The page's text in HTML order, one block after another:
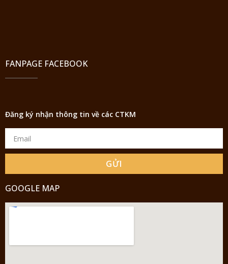
FANPAGE FACEBOOK
Đăng ký nhận thông tin về các CTKM
GỬI
GOOGLE MAP